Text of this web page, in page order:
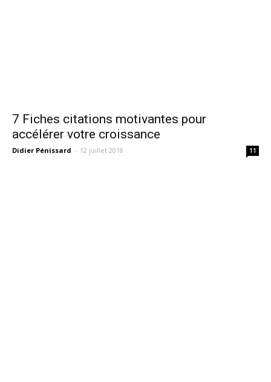
7 Fiches citations motivantes pour
accélérer votre croissance
Didier Pénissard - 12 juillet 2018 11